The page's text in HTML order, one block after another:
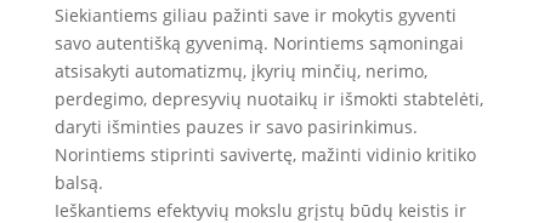
Siekiantiems giliau pažinti save ir mokytis gyventi
savo autentišką gyvenimą. Norintiems sąmoningai
atsisakyti automatizmų, įkyrių minčių, nerimo,
perdegimo, depresyvių nuotaikų ir išmokti stabtelėti,
daryti išminties pauzes ir savo pasirinkimus.
Norintiems stiprinti savivertę, mažinti vidinio kritiko
balsą.
Ieškantiems efektyvių mokslu grįstų būdų keistis ir